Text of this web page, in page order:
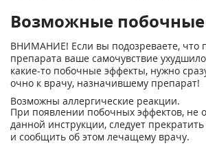
Возможные
ВНИМАНИЕ! Если вы подозреваете, что
препарата ваше самочувствие
какие-то побочные эффекты, нужно
очно к врачу, назначившему препарат!
Возможны аллергические реакции.
При появлении побочных эффектов, не
данной инструкции, следует
и сообщить об этом лечащему врачу.